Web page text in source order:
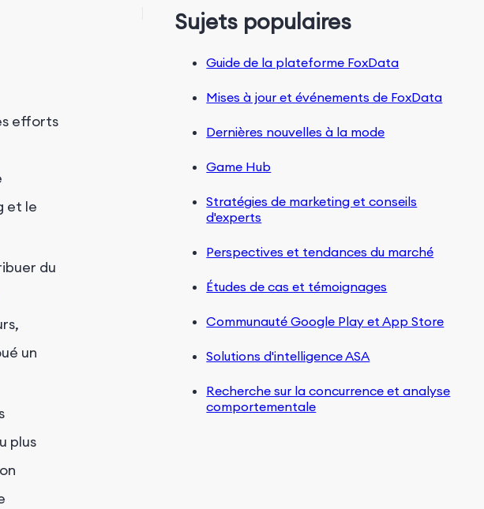
efforts
et le
du
un
plus
Sujets populaires
Guide de la plateforme FoxData
Mises à jour et événements de FoxData
Dernières nouvelles à la mode
Game Hub
Stratégies de marketing et conseils
d'experts
Perspectives et tendances du marché
Études de cas et témoignages
Communauté Google Play et App Store
Solutions d'intelligence ASA
Recherche sur la concurrence et analyse
comportementale